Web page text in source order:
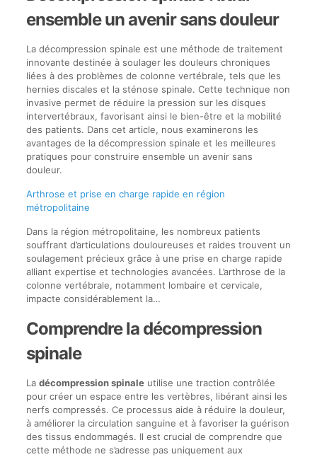
ensemble un avenir sans douleur
La décompression spinale est une méthode de traitement
innovante destinée à soulager les douleurs chroniques
liées à des problèmes de colonne vertébrale, tels que les
hernies discales et la sténose spinale. Cette technique non
invasive permet de réduire la pression sur les disques
intervertébraux, favorisant ainsi le bien-être et la mobilité
des patients. Dans cet article, nous examinerons les
avantages de la décompression spinale et les meilleures
pratiques pour construire ensemble un avenir sans
douleur.
Arthrose et prise en charge rapide en région
métropolitaine
Dans la région métropolitaine, les nombreux patients
souffrant d’articulations douloureuses et raides trouvent un
soulagement précieux grâce à une prise en charge rapide
alliant expertise et technologies avancées. L’arthrose de la
colonne vertébrale, notamment lombaire et cervicale,
impacte considérablement la…
Comprendre la décompression
spinale
La décompression spinaleutilise une traction contrôlée
pour créer un espace entre les vertèbres, libérant ainsi les
nerfs compressés. Ce processus aide à réduire la douleur,
à améliorer la circulation sanguine et à favoriser la guérison
des tissus endommagés. Il est crucial de comprendre que
cette méthode ne s’adresse pas uniquement aux